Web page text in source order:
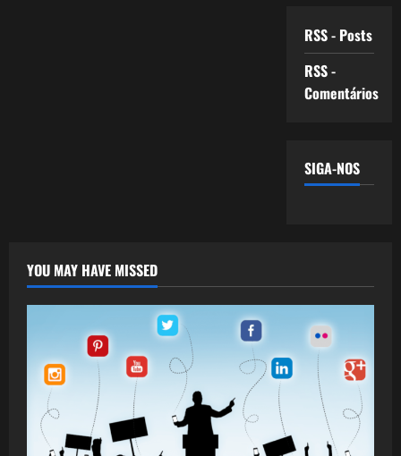
RSS - Posts
RSS -
Comentários
SIGA-NOS
YOU MAY HAVE MISSED